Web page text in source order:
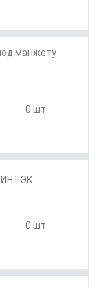
манжету
0 шт.
ИНТЭК
0 шт.